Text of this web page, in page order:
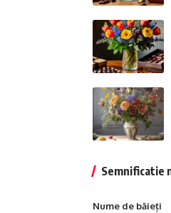
Semnificatie
Nume de băieți